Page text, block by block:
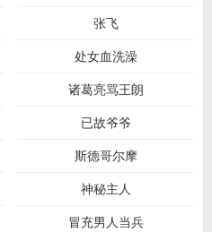
张飞
处女血洗澡
诸葛亮骂王朗
已故爷爷
斯德哥尔摩
神秘主人
冒充男人当兵